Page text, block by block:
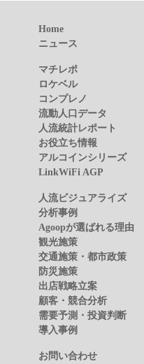
Home
ニュース
マチレポ
ロケベル
コンプレノ
流動人口データ
人流統計レポート
お役立ち情報
アルコインシリーズ
LinkWiFi AGP
人流ビジュアライズ
分析事例
Agoopが選ばれる理由
観光施策
交通施策・都市政策
防災施策
出店戦略立案
顧客・競合分析
需要予測・投資判断
導入事例
お問い合わせ